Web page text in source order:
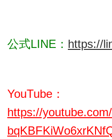
公式LINE： https://
YouTube：
https://